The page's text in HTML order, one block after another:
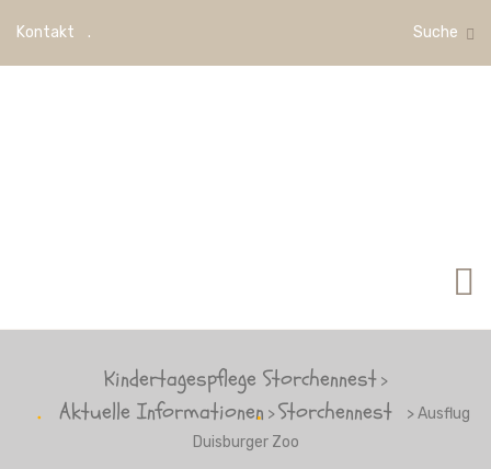
Kontakt Suche
Kindertagespflege Storchennest>
Aktuelle Informationen >Storchennest
> Ausflug
Duisburger Zoo